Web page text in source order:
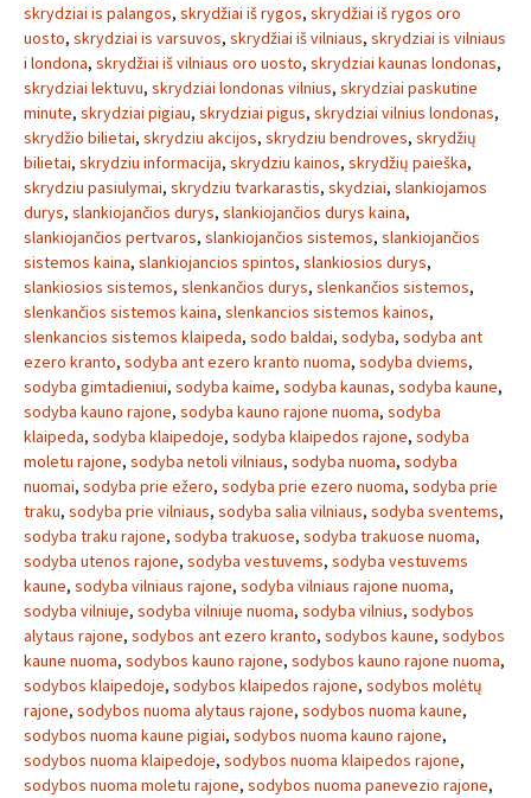
skrydziai is palangos, skrydžiai iš rygos, skrydžiai iš rygos oro
uosto, skrydziai is varsuvos, skrydžiai iš vilniaus, skrydziai is vilniaus
i londona, skrydžiai iš vilniaus oro uosto, skrydziai kaunas londonas,
skrydziai lektuvu, skrydziai londonas vilnius, skrydziai paskutine
minute, skrydziai pigiau, skrydziai pigus, skrydziai vilnius londonas,
skrydžio bilietai, skrydziu akcijos, skrydziu bendroves, skrydžių
bilietai, skrydziu informacija, skrydziu kainos, skrydžių paieška,
skrydziu pasiulymai, skrydziu tvarkarastis, skydziai, slankiojamos
durys, slankiojančios durys, slankiojančios durys kaina,
slankiojančios pertvaros, slankiojančios sistemos, slankiojančios
sistemos kaina, slankiojancios spintos, slankiosios durys,
slankiosios sistemos, slenkančios durys, slenkančios sistemos,
slenkančios sistemos kaina, slenkancios sistemos kainos,
slenkancios sistemos klaipeda, sodo baldai, sodyba, sodyba ant
ezero kranto, sodyba ant ezero kranto nuoma, sodyba dviems,
sodyba gimtadieniui, sodyba kaime, sodyba kaunas, sodyba kaune,
sodyba kauno rajone, sodyba kauno rajone nuoma, sodyba
klaipeda, sodyba klaipedoje, sodyba klaipedos rajone, sodyba
moletu rajone, sodyba netoli vilniaus, sodyba nuoma, sodyba
nuomai, sodyba prie ežero, sodyba prie ezero nuoma, sodyba prie
traku, sodyba prie vilniaus, sodyba salia vilniaus, sodyba sventems,
sodyba traku rajone, sodyba trakuose, sodyba trakuose nuoma,
sodyba utenos rajone, sodyba vestuvems, sodyba vestuvems
kaune, sodyba vilniaus rajone, sodyba vilniaus rajone nuoma,
sodyba vilniuje, sodyba vilniuje nuoma, sodyba vilnius, sodybos
alytaus rajone, sodybos ant ezero kranto, sodybos kaune, sodybos
kaune nuoma, sodybos kauno rajone, sodybos kauno rajone nuoma,
sodybos klaipedoje, sodybos klaipedos rajone, sodybos molėtų
rajone, sodybos nuoma alytaus rajone, sodybos nuoma kaune,
sodybos nuoma kaune pigiai, sodybos nuoma kauno rajone,
sodybos nuoma klaipedoje, sodybos nuoma klaipedos rajone,
sodybos nuoma moletu rajone, sodybos nuoma panevezio rajone,